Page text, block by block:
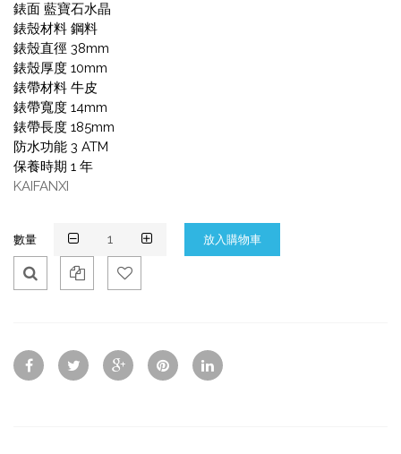
錶面 藍寶石水晶
錶殼材料 鋼料
錶殼直徑 38mm
錶殼厚度 10mm
錶帶材料 牛皮
錶帶寬度 14mm
錶帶長度 185mm
防水功能 3 ATM
保養時期 1 年
KAIFANXI
數量
Vie
w
To
Wis
To
Co